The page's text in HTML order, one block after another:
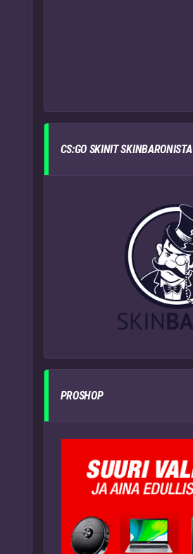
CS:GO SKINIT SKINBARONISTA
PROSHOP